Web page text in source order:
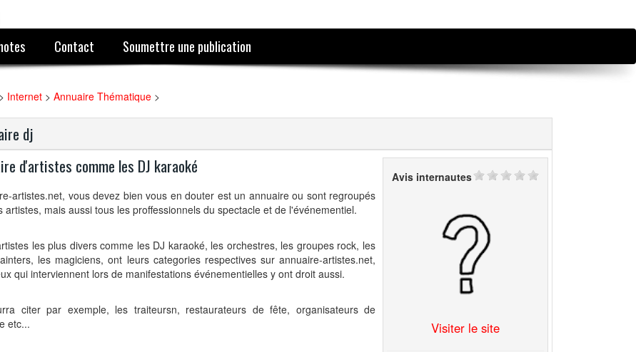
Contact Soumettre une publication
> Internet > Annuaire Thématique >
dj
d'artistes comme les DJ karaoké
artistes.net, vous devez bien vous en douter est un annuaire ou sont regroupés
artistes, mais aussi tous les proffessionnels du spectacle et de l'événementiel.
les plus divers comme les DJ karaoké, les orchestres, les groupes rock, les
les magiciens, ont leurs categories respectives sur annuaire-artistes.net,
qui interviennent lors de manifestations événementielles y ont droit aussi.
citer par exemple, les traiteursn, restaurateurs de fête, organisateurs de
etc...
Avis internautes
Visiter le site